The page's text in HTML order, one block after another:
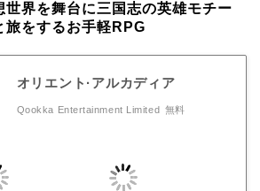
世界を舞台に三国志の英雄モチー
旅をするお手軽RPG
オリエント·アルカディア
Qookka Entertainment Limited 無料